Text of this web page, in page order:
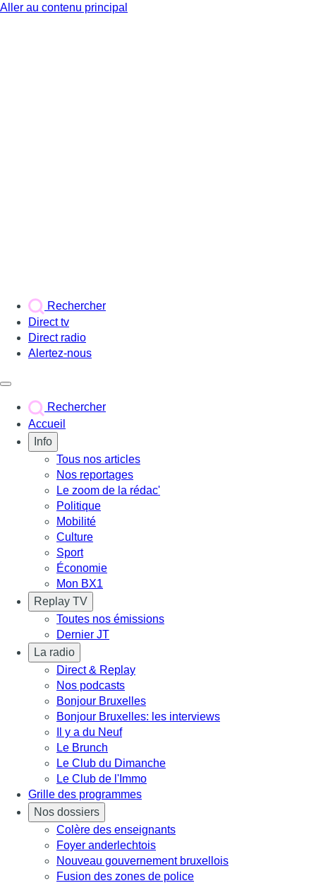
Aller au contenu principal
Rechercher
Direct tv
Direct radio
Alertez-nous
Rechercher
Accueil
Info
Tous nos articles
Nos reportages
Le zoom de la rédac'
Politique
Mobilité
Culture
Sport
Économie
Mon BX1
Replay TV
Toutes nos émissions
Dernier JT
La radio
Direct & Replay
Nos podcasts
Bonjour Bruxelles
Bonjour Bruxelles: les interviews
Il y a du Neuf
Le Brunch
Le Club du Dimanche
Le Club de l'Immo
Grille des programmes
Nos dossiers
Colère des enseignants
Foyer anderlechtois
Nouveau gouvernement bruxellois
Fusion des zones de police